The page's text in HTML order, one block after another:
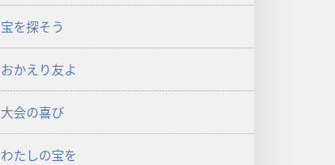
宝を探そう
おかえり友よ
大会の喜び
わたしの宝を